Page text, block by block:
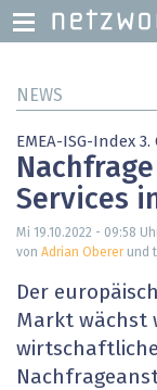
zumNEWS
EMEA-ISG-Index
Services
Mi 19.10.2022 - 09:58
von Adrian Obererund
Der
Markt wächst